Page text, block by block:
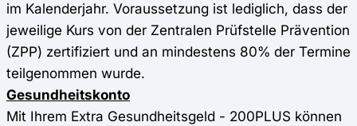
im Kalenderjahr. Voraussetzung ist lediglich, dass der
jeweilige Kurs von der Zentralen Prüfstelle Prävention
(ZPP) zertifiziert und an mindestens 80% der Termine
teilgenommen wurde.
Gesundheitskonto
Mit Ihrem Extra Gesundheitsgeld - 200PLUS können